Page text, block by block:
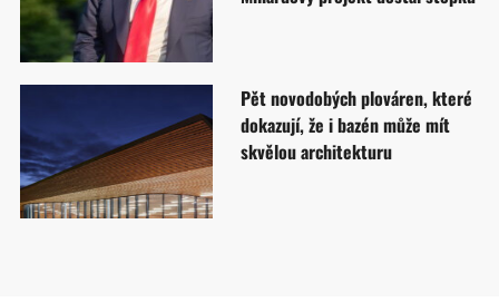
Pět novodobých plováren, které
dokazují, že i bazén může mít
skvělou architekturu